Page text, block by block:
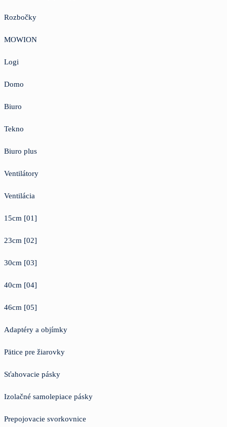
Rozbočky
MOWION
Logi
Domo
Biuro
Tekno
Biuro plus
Ventilátory
Ventilácia
15cm [01]
23cm [02]
30cm [03]
40cm [04]
46cm [05]
Adaptéry a objímky
Pätice pre žiarovky
Sťahovacie pásky
Izolačné samolepiace pásky
Prepojovacie svorkovnice